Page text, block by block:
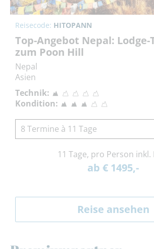
Reisecode: HITOPANN
Top-Angebot Nepal:
zum Poon Hill
Nepal
Asien
Technik:
Kondition:
8 Termine à 11 Tage
11 Tage, pro Person inkl.
ab € 1495,-
Reise ansehen